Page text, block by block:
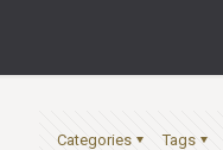
Categories Tags